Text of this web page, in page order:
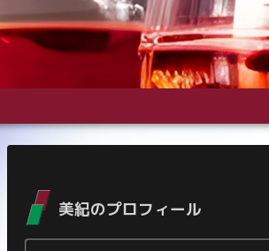
美紀のプロフィール